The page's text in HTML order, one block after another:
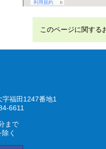
このページに関す
福田1247番地1
6611
まで
く